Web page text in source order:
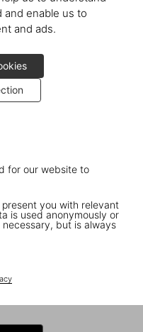
and enable us to
and ads.
for our website to
you with relevant
is used anonymously or
but is always